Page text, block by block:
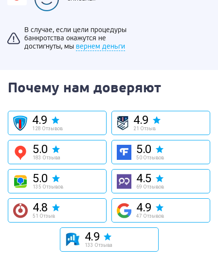
В случае, если цели процедуры
банкротства окажутся не
достигнуты, мы вернем деньги
Почему нам доверяют
4.9
128 Отзывов
4.9
21 Отзыв
5.0
183 Отзыва
5.0
50 Отзывов
5.0
135 Отзывов
4.5
69 Отзывов
4.8
51 Отзыв
4.9
47 Отзывов
4.9
133 Отзыва